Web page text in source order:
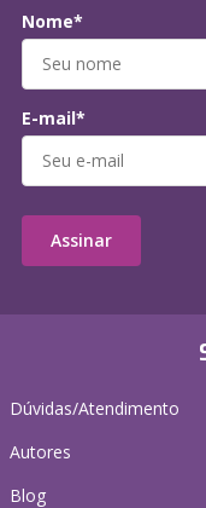
Dúvidas/Atendimento
Autores
Blog
Nome*
E-mail*
Assinar